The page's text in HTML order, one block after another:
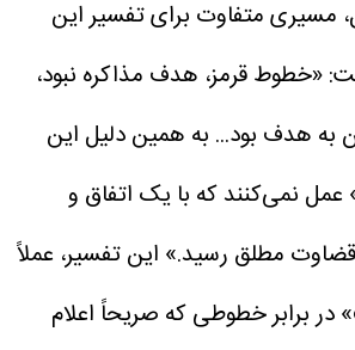
مسیری متفاوت برای تفسیر این
«خطوط قرمز، هدف مذاکره نبود،
به هدف بود... به همین دلیل این
نمی‌کنند که با یک اتفاق و
مطلق رسید.» این تفسیر، عملاً
در برابر خطوطی که صریحاً اعلام